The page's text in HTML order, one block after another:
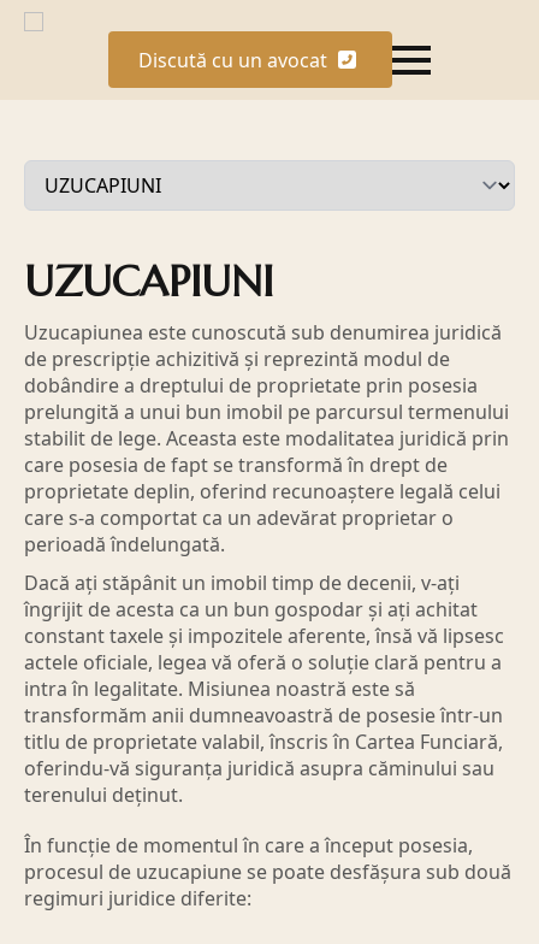
Discută cu un avocat
UZUCAPIUNI
Uzucapiunea este cunoscută sub denumirea juridică
de prescripție achizitivă și reprezintă modul de
dobândire a dreptului de proprietate prin posesia
prelungită a unui bun imobil pe parcursul termenului
stabilit de lege. Aceasta este modalitatea juridică prin
care posesia de fapt se transformă în drept de
proprietate deplin, oferind recunoaștere legală celui
care s-a comportat ca un adevărat proprietar o
perioadă îndelungată.
Dacă ați stăpânit un imobil timp de decenii, v-ați
îngrijit de acesta ca un bun gospodar și ați achitat
constant taxele și impozitele aferente, însă vă lipsesc
actele oficiale, legea vă oferă o soluție clară pentru a
intra în legalitate. Misiunea noastră este să
transformăm anii dumneavoastră de posesie într-un
titlu de proprietate valabil, înscris în Cartea Funciară,
oferindu-vă siguranța juridică asupra căminului sau
terenului deținut.
În funcție de momentul în care a început posesia,
procesul de uzucapiune se poate desfășura sub două
regimuri juridice diferite: